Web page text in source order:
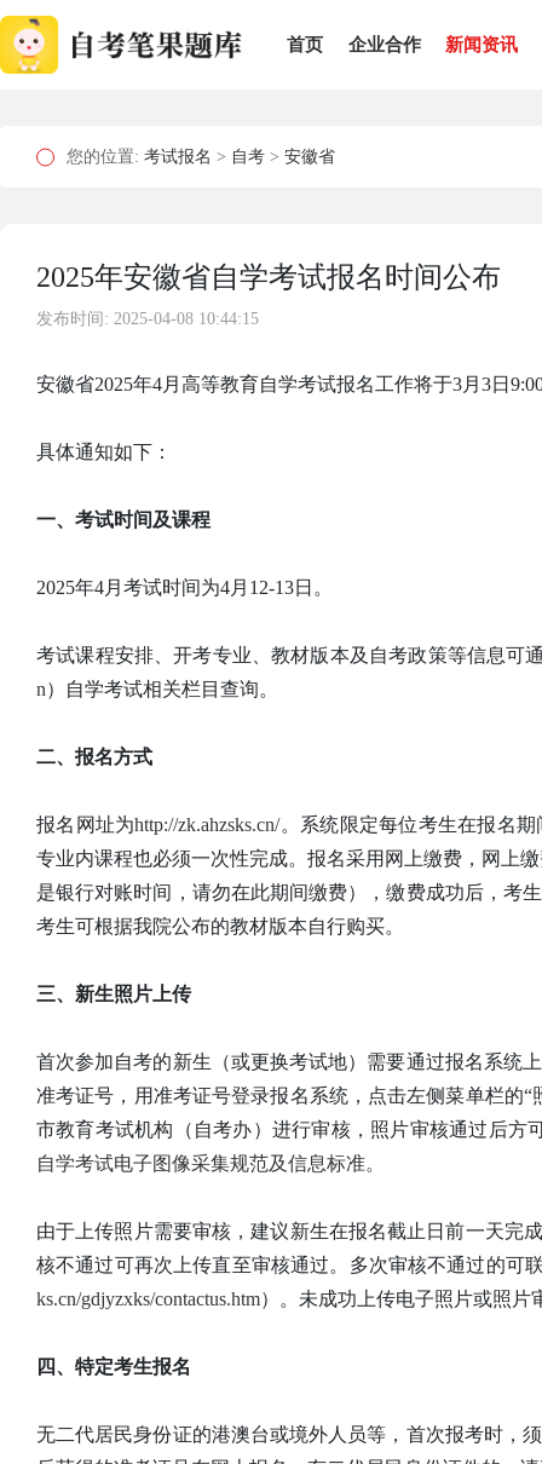
首页 企业合作 新闻资讯
您的位置: 考试报名 > 自考 > 安徽省
2025年安徽省自学考试报名时间公布
发布时间: 2025-04-08 10:44:15
安徽省2025年4月高等教育自学考试报名工作将于3月3日
具体通知如下：
一、考试时间及课程
2025年4月考试时间为4月12-13日。
考试课程安排、开考专业、教材版本及自考政策等信息可
n）自学考试相关栏目查询。
二、报名方式
报名网址为http://zk.ahzsks.cn/。系统限定每位考生在报名
专业内课程也必须一次性完成。报名采用网上缴费，网上
是银行对账时间，请勿在此期间缴费），缴费成功后，考
考生可根据我院公布的教材版本自行购买。
三、新生照片上传
首次参加自考的新生（或更换考试地）需要通过报名系统
准考证号，用准考证号登录报名系统，点击左侧菜单栏的
市教育考试机构（自考办）进行审核，照片审核通过后方
自学考试电子图像采集规范及信息标准。
由于上传照片需要审核，建议新生在报名截止日前一天完
核不通过可再次上传直至审核通过。多次审核不通过的可
ks.cn/gdjyzxks/contactus.htm）。未成功上传电子照片或照
四、特定考生报名
无二代居民身份证的港澳台或境外人员等，首次报考时，